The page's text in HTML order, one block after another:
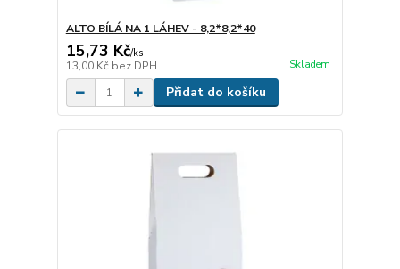
ALTO BÍLÁ NA 1 LÁHEV - 8,2*8,2*40
15,73 Kč/ks
13,00 Kč bez DPH Skladem
Přidat do košíku